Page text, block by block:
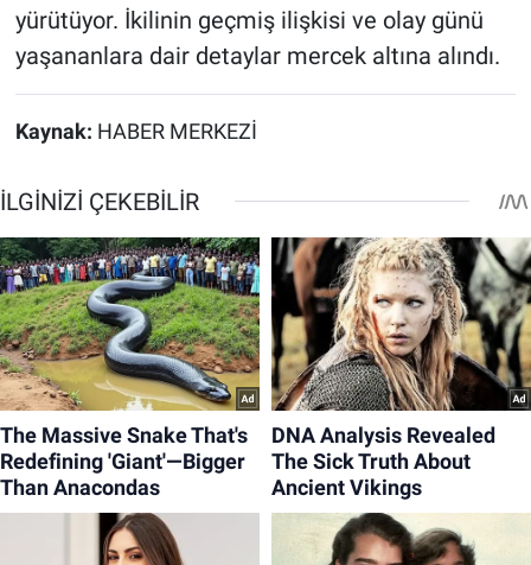
yürütüyor. İkilinin geçmiş ilişkisi ve olay günü
yaşananlara dair detaylar mercek altına alındı.
Kaynak: HABER MERKEZİ